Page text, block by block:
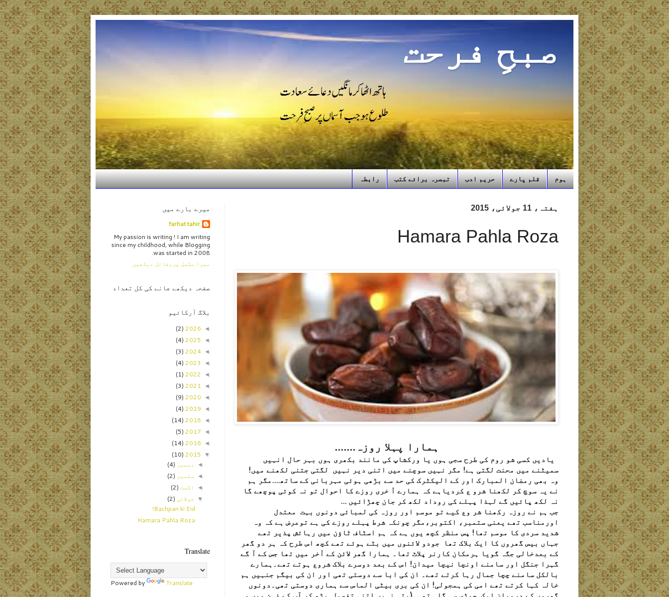
صبحِ فرحت
ہوم قلم پارے حریم ادب تبصرہ برائے کتب رابطہ
ہفتہ، 11 جولائی، 2015
Hamara Pahla Roza
ہمارا پہلا روزہ.......
یادیں کسی شو روم کی طرح سجی ہوں یا ورکشاپ کی مانند بکھری ہوں بہر حال انہیں
سمیٹنے میں محنت لگتی ہے! مگر نہیں سوچنے میں اتنی دیر نہیں لگتی جتنی لکھنے میں!
وہ بھی رمضان المبارک اور کے الیکٹرک کی حد سے بڑھی ہوئی مہربانی کے ساتھ....مگر ہم
نے یہ سوچ کر لکھنا شرو ع کردیاہے کہ ہمارے آ خری روزے کا احوال تو نہ کوئی پوچھے گا
نہ لکھ پائیں گے لہذا پہلے کی روداد لکھ کر جان چھڑائیں ...
جب ہم نے روزہ رکھنا شر وع کیے تو موسم اور روزہ کی لمبائی دونوں بہت معتدل
اورمناسب تھے یعنی ستمبر، اکتوبر،مگر چونکہ شرط پہلے روزے کی ہے توعرض ہے کہ وہ
شدید سردی کا موسم تھا! پس منظر کچھ یوں ہے کہ ہم اسٹاف ٹاؤن میں رہائش پذیر تھے
جہاں بیس گھروں کا ایک بلاک تھا جودو لائنوں میں بٹے ہوئے تھے کچھ اس طرح کہ ہر دو گھر
کے بعدخالی جگہ گویا ہرمکان کارنر پلاٹ تھا۔ ہمارا گھر لائن کے آخر میں تھا جس کے آ گے
گہرا جنگل اور سامنے اونچا نیچا میدان! اس کے بعد دوسرے بلاک شروع ہوتے تھے۔ہمارے
بالکل سامنے چچا جمال رہا کرتے تھے۔ ان کی ابا سے دوستی تھی اور ان کی بیگم جنہیں ہم
خالہ کہا کرتے تھے امی کی ہمجولی! ان کی بری بیٹی الماس سے ہماری دوستی تھی۔دونوں
میرے بارے میں
farhat tahir
My passion is writing ! I am writing
since my childhood, while Blogging
was started in 2008.
میرا مکمل پروفائل دیکھیں
صفحہ دیکھے جانے کی کل تعداد
بلاگ آرکائیو
◄
2026
(2)
◄
2025
(4)
◄
2024
(3)
◄
2023
(4)
◄
2022
(1)
◄
2021
(3)
◄
2020
(9)
◄
2019
(4)
◄
2018
(14)
◄
2017
(5)
◄
2016
(14)
▼
2015
(10)
◄ دسمبر (4)
◄ستمبر (2)
◄ اگست (2)
▼ جولائی (2)
Bachpan ki Eid!
Hamara Pahla Roza
Translate
Powered by Translate